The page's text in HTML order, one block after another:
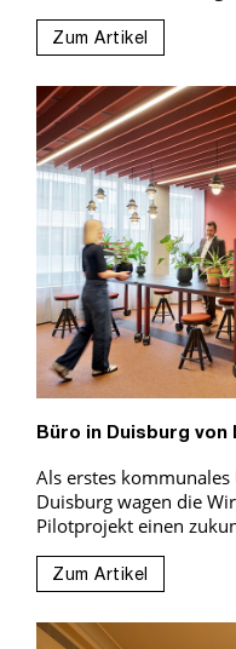
Zum Artikel
Büro in Duisburg von
Als erstes
Duisburg wagen die
Pilotprojekt einen
Zum Artikel